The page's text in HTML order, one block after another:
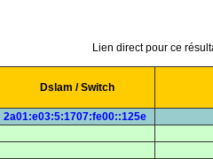
Lien direct pour ce
Dslam / Switch
2a01:e03:5:1707:fe00::125e